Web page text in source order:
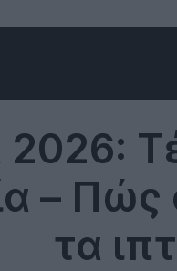
2026:
– Πώς
τα